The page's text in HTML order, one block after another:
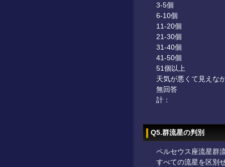
3-5個
6-10個
11-20個
21-30個
31-40個
41-50個
51個以上
天気が悪くて見えな
無回答
計：
Q5.群流星の判別
ペルセウス座流星群
すべての流星を区別